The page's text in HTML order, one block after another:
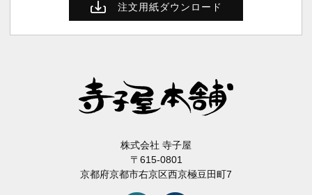
注文用紙ダウンロード
株式会社 寺子屋
〒615-0801
京都府京都市右京区西京極豆田町7